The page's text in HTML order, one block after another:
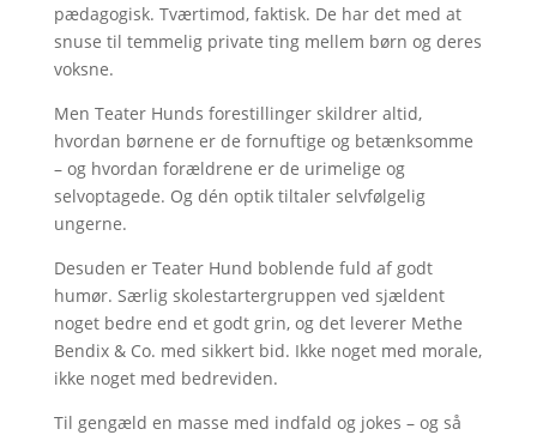
pædagogisk. Tværtimod, faktisk. De har det med at
snuse til temmelig private ting mellem børn og deres
voksne.
Men Teater Hunds forestillinger skildrer altid,
hvordan børnene er de fornuftige og betænksomme
– og hvordan forældrene er de urimelige og
selvoptagede. Og dén optik tiltaler selvfølgelig
ungerne.
Desuden er Teater Hund boblende fuld af godt
humør. Særlig skolestartergruppen ved sjældent
noget bedre end et godt grin, og det leverer Methe
Bendix & Co. med sikkert bid. Ikke noget med morale,
ikke noget med bedreviden.
Til gengæld en masse med indfald og jokes – og så